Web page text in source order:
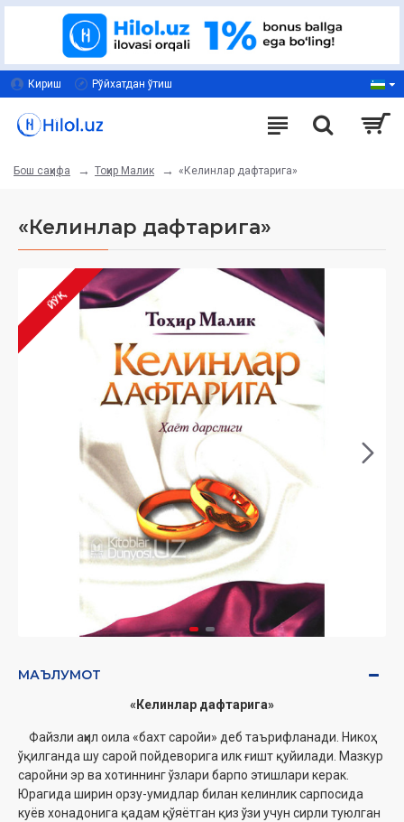
Кириш Рўйхатдан ўтиш
Бош саҳифа Тоҳир Малик «Келинлар дафтарига»
«Келинлар дафтарига»
ЙЎҚ
МАЪЛУМОТ
«Келинлар дафтарига»
Файзли аҳил оила «бахт саройи» деб таърифланади. Никоҳ
ўқилганда шу сарой пойдеворига илк ғишт қуйилади. Мазкур
саройни эр ва хотиннинг ўзлари барпо этишлари керак.
Юрагида ширин орзу-умидлар билан келинлик сарпосида
куёв хонадонига қадам қўяётган қиз ўзи учун сирли туюлган